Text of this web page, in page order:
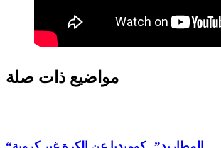
مواضيع ذات صلة